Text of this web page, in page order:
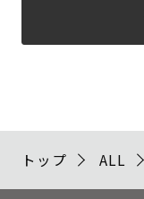
トップ ALL